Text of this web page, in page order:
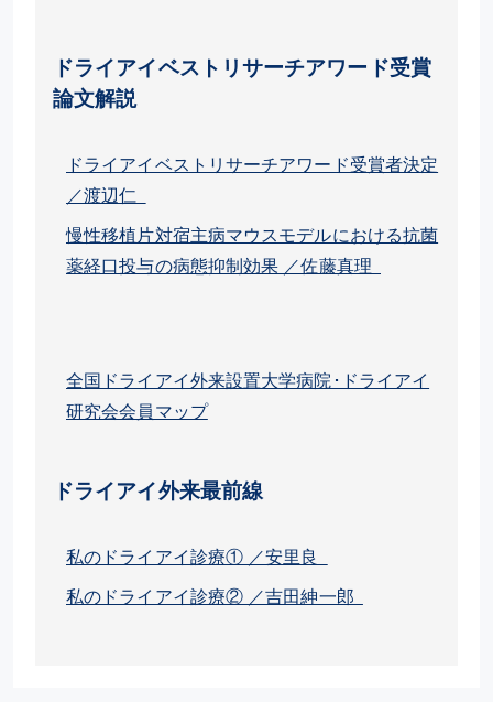
ドライアイベストリサーチアワード受賞
論文解説
ドライアイベストリサーチアワード受賞者決定
／渡辺仁
慢性移植片対宿主病マウスモデルにおける抗菌
薬経口投与の病態抑制効果 ／佐藤真理
全国ドライアイ外来設置大学病院･ドライアイ
研究会会員マップ
ドライアイ外来最前線
私のドライアイ診療① ／安里良
私のドライアイ診療② ／吉田紳一郎